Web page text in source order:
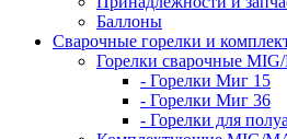
Баллоны
Сварочные горелки и
Горелки сварочные
- Горелки Миг 15
- Горелки Миг 36
- Горелки для